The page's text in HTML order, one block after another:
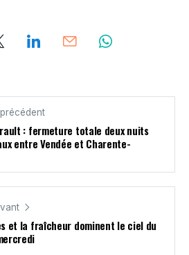
: fermeture totale deux nuits
entre Vendée et Charente-
et la fraîcheur dominent le ciel du